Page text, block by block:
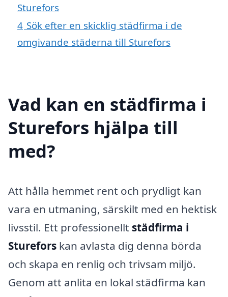
Sturefors
4 Sök efter en skicklig städfirma i de
omgivande städerna till Sturefors
Vad kan en städfirma i
Sturefors hjälpa till
med?
Att hålla hemmet rent och prydligt kan
vara en utmaning, särskilt med en hektisk
livsstil. Ett professionellt städfirma i
Sturefors kan avlasta dig denna börda
och skapa en renlig och trivsam miljö.
Genom att anlita en lokal städfirma kan